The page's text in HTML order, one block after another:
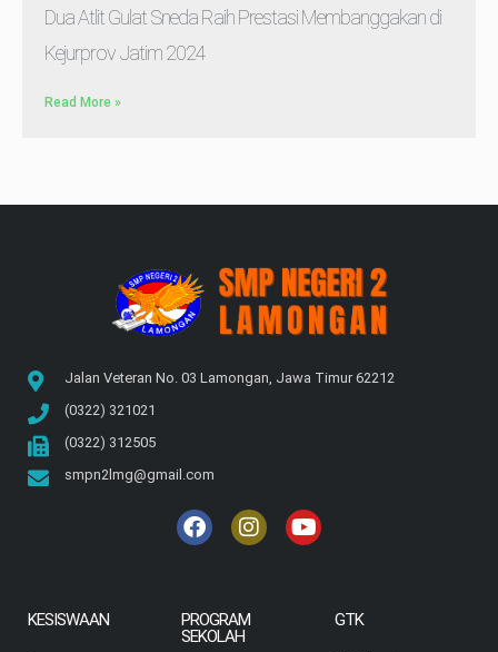
Dua Atlit Gulat Sneda Raih Prestasi Membanggakan di
Kejurprov Jatim 2024
Read More »
Jalan Veteran No. 03 Lamongan, Jawa Timur 62212
(0322) 321021
(0322) 312505
smpn2lmg@gmail.com
KESISWAAN
PROGRAM
SEKOLAH
GTK